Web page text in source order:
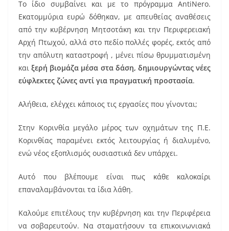
Το ίδιο συμβαίνει και με το πρόγραμμα AntiNero.
Εκατομμύρια ευρώ δόθηκαν, με απευθείας αναθέσεις
από την κυβέρνηση Μητσοτάκη και την Περιφερειακή
Αρχή Πτωχού, αλλά στο πεδίο πολλές φορές, εκτός από
την απόλυτη καταστροφή , μένει πίσω θρυμματισμένη
καιξερή βιομάζα μέσα στα δάση, δημιουργώντας νέες
εύφλεκτες ζώνες αντί για πραγματική προστασία.
Αλήθεια, ελέγχει κάποιος τις εργασίες που γίνονται;
Στην Κορινθία μεγάλο μέρος των οχημάτων της Π.Ε.
Κορινθίας παραμένει εκτός λειτουργίας ή διαλυμένο,
ενώ νέος εξοπλισμός ουσιαστικά δεν υπάρχει.
Αυτό που βλέπουμε είναι πως κάθε καλοκαίρι
επαναλαμβάνονται τα ίδια λάθη.
Καλούμε επιτέλους την κυβέρνηση και την Περιφέρεια
να σοβαρευτούν. Να σταματήσουν τα επικοινωνιακά